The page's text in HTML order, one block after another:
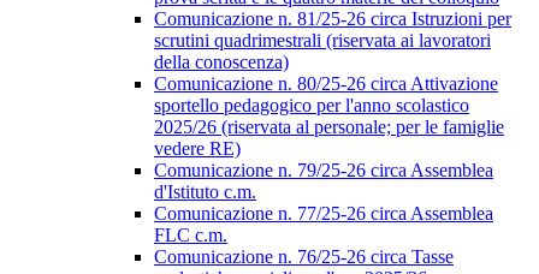
Comunicazione n. 81/25-26 circa Istruzioni per
scrutini quadrimestrali (riservata ai lavoratori
della conoscenza)
Comunicazione n. 80/25-26 circa Attivazione
sportello pedagogico per l'anno scolastico
2025/26 (riservata al personale; per le famiglie
vedere RE)
Comunicazione n. 79/25-26 circa Assemblea
d'Istituto c.m.
Comunicazione n. 77/25-26 circa Assemblea
FLC c.m.
Comunicazione n. 76/25-26 circa Tasse